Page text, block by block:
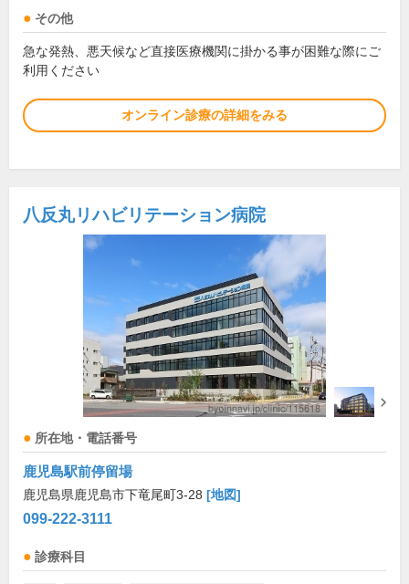
その他
急な発熱、悪天候など直接医療機関に掛かる事が困難な際にご
利用ください
オンライン診療の詳細をみる
八反丸リハビリテーション病院
所在地・電話番号
鹿児島駅前停留場
鹿児島県鹿児島市下竜尾町3-28 [地図]
099-222-3111
診療科目